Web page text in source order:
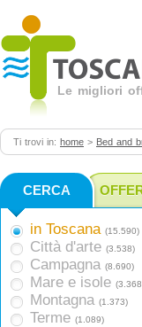
Le migliori
Ti trovi in: home > Bed and
CERCA
in Toscana (15.590)
Città d'arte (3.538)
Campagna (8.690)
Mare e isole
Montagna (1.373)
Terme (1.089)